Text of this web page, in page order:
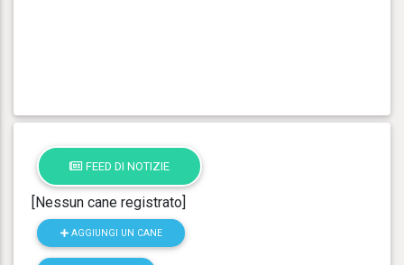
FEED DI NOTIZIE
[Nessun cane registrato]
AGGIUNGI UN CANE